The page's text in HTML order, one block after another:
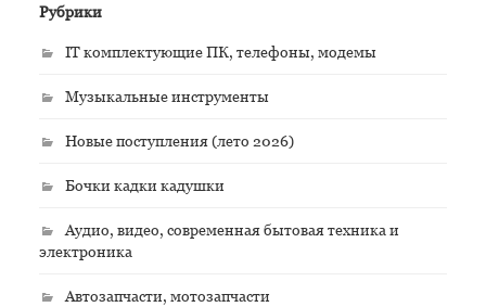
Рубрики
IT комплектующие ПК, телефоны, модемы
Музыкальные инструменты
Новые поступления (лето 2026)
Бочки кадки кадушки
Аудио, видео, современная бытовая техника и
электроника
Автозапчасти, мотозапчасти